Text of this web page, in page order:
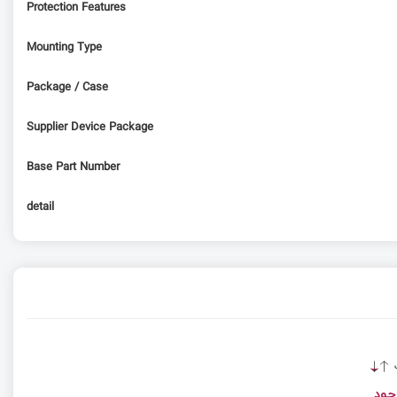
Protection Features
Mounting Type
Package / Case
Supplier Device Package
Base Part Number
detail